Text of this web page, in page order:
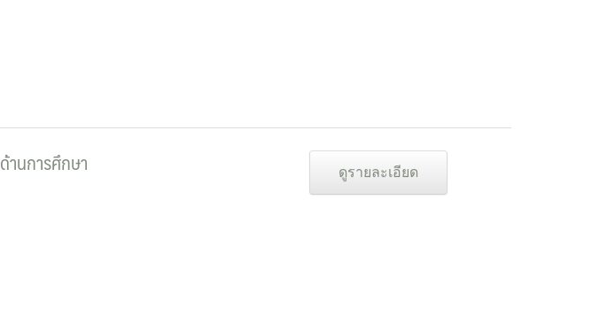
ด้านการศึกษา ดูรายละเอียด